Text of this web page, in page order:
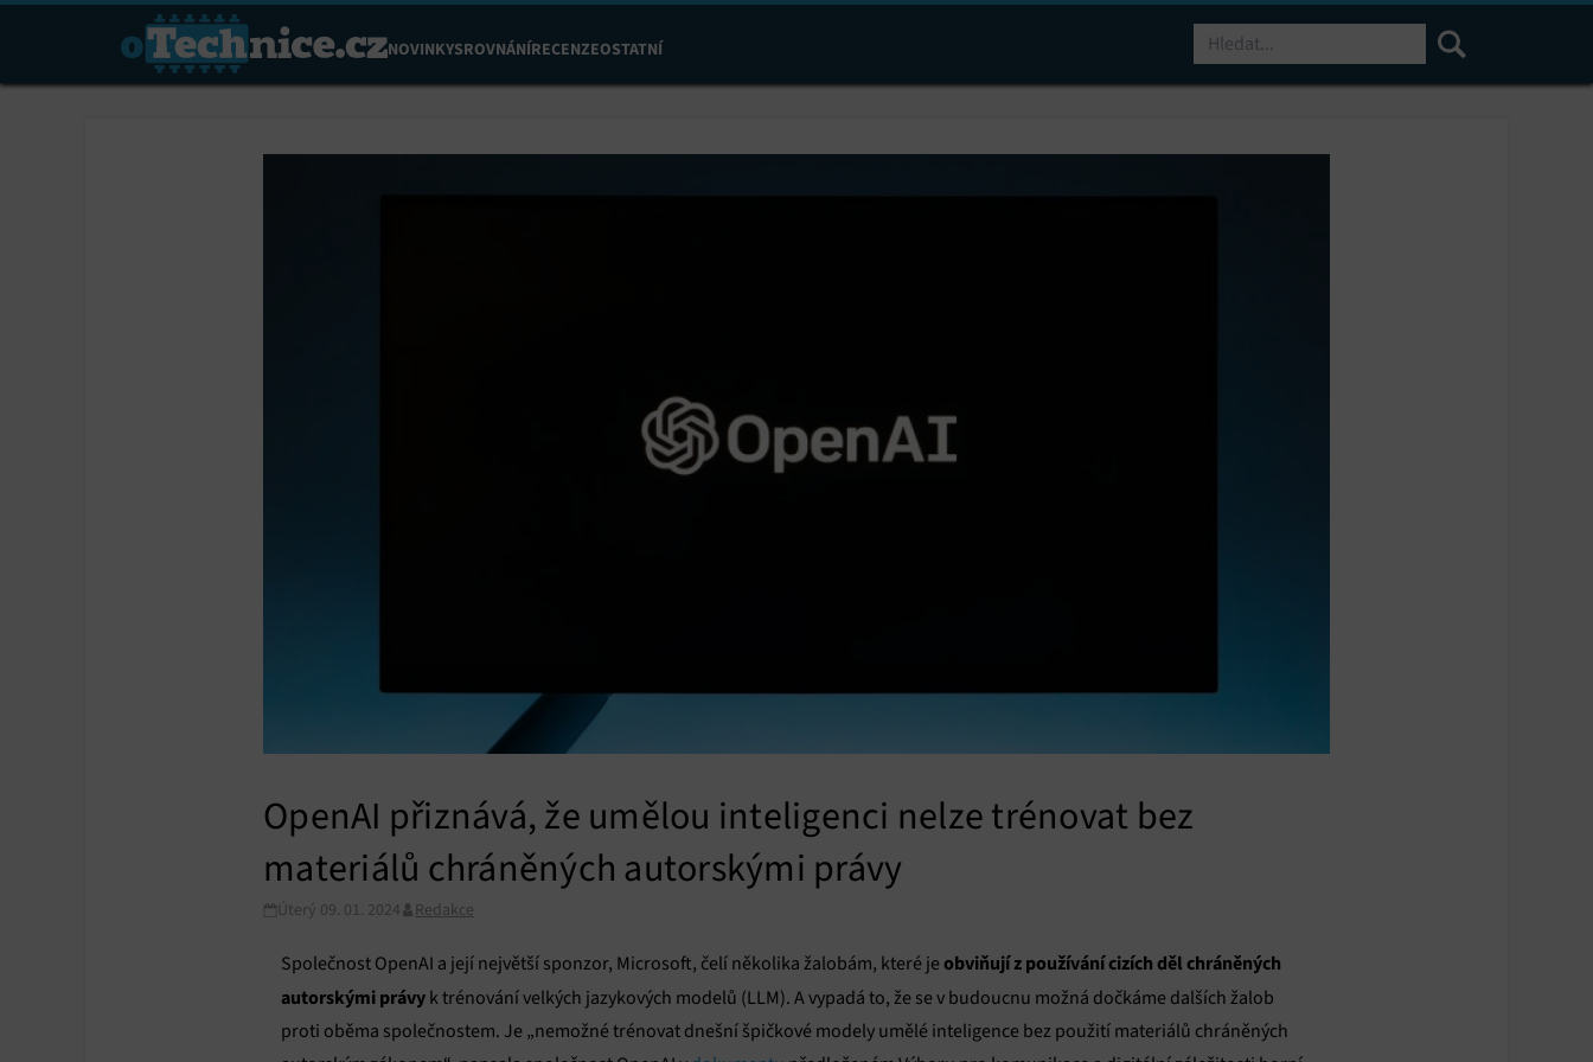
NOVINKYSROVNÁNÍRECENZEOSTATNÍ
OpenAI přiznává, že umělou inteligenci nelze trénovat bez
materiálů chráněných autorskými právy
Úterý 09. 01. 2024 Redakce
Společnost OpenAI a její největší sponzor, Microsoft, čelí několika žalobám, které je obviňují z používání cizích děl chráněných
autorskými právy k trénování velkých jazykových modelů (LLM). A vypadá to, že se v budoucnu možná dočkáme dalších žalob
proti oběma společnostem. Je „nemožné trénovat dnešní špičkové modely umělé inteligence bez použití materiálů chráněných